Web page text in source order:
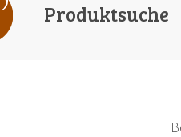
Produktsuche